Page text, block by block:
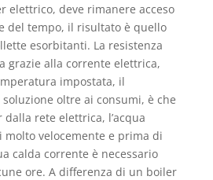
elettrico, deve rimanere acceso
del tempo, il risultato è quello
esorbitanti. La resistenza
grazie alla corrente elettrica,
impostata, il
oltre ai consumi, è che
rete elettrica, l’acqua
velocemente e prima di
calda corrente è necessario
ore. A differenza di un boiler